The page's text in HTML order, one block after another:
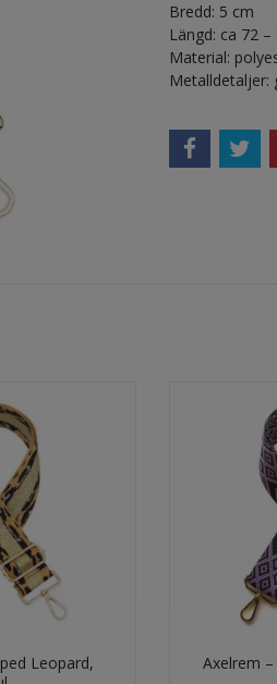
Bredd: 5 cm
Längd: ca 72
Material:
Metalldetaljer:
Leopard,
Axelrem